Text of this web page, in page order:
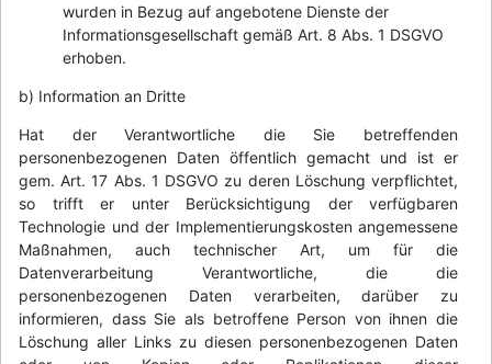
wurden in Bezug auf angebotene Dienste der
Informationsgesellschaft gemäß Art. 8 Abs. 1 DSGVO
erhoben.
b) Information an Dritte
Hat der Verantwortliche die Sie betreffenden
personenbezogenen Daten öffentlich gemacht und ist er
gem. Art. 17 Abs. 1 DSGVO zu deren Löschung verpflichtet,
so trifft er unter Berücksichtigung der verfügbaren
Technologie und der Implementierungskosten angemessene
Maßnahmen, auch technischer Art, um für die
Datenverarbeitung Verantwortliche, die die
personenbezogenen Daten verarbeiten, darüber zu
informieren, dass Sie als betroffene Person von ihnen die
Löschung aller Links zu diesen personenbezogenen Daten